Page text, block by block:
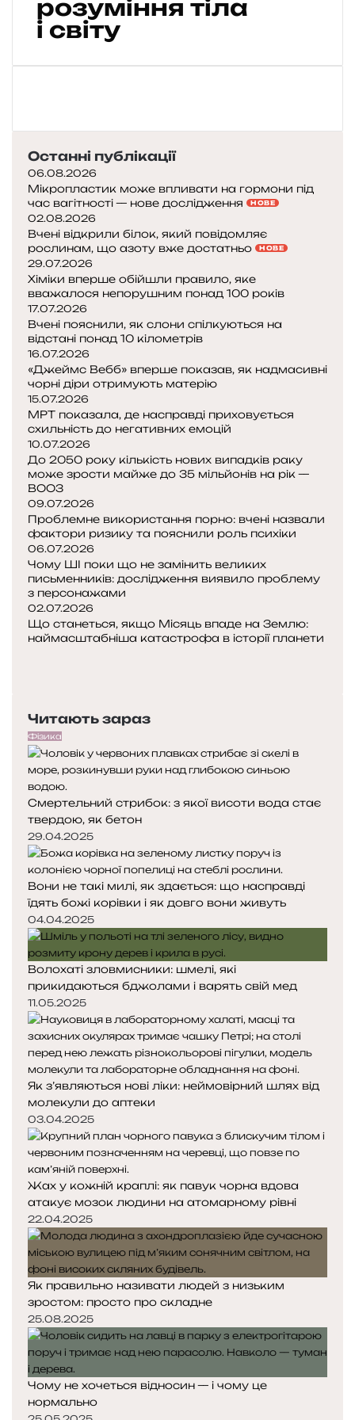
о
я
а
є
е
с
ь
в
р
п
о
я
с
н
и
т
и
е
о
р
і
ю
в
і
д
с
н
о
с
т
і
н
в
т
и
н
і
д
р
ь
в
т
е
р
:
с
е
к
р
е
т
и
р
у
х
у
н
а
з
у
с
т
р
і
ч
с
т
и
х
ц
і
р
т
а
н
е
ц
ь
с
т
в
к
л
ю
ч
е
м
д
о
з
у
м
і
н
н
т
л
в
і
т
у
розуміння тіла
і світу
Останні публікації
06.08.2026
Мікропластик може впливати на гормони під
час вагітності — нове дослідження
НОВЕ
02.08.2026
Вчені відкрили білок, який повідомляє
рослинам, що азоту вже достатньо
НОВЕ
29.07.2026
Хіміки вперше обійшли правило, яке
вважалося непорушним понад 100 років
17.07.2026
Вчені пояснили, як слони спілкуються на
відстані понад 10 кілометрів
16.07.2026
«Джеймс Вебб» вперше показав, як надмасивні
чорні діри отримують матерію
15.07.2026
МРТ показала, де насправді приховується
схильність до негативних емоцій
10.07.2026
До 2050 року кількість нових випадків раку
може зрости майже до 35 мільйонів на рік —
ВООЗ
09.07.2026
Проблемне використання порно: вчені назвали
фактори ризику та пояснили роль психіки
06.07.2026
Чому ШІ поки що не замінить великих
письменників: дослідження виявило проблему
з персонажами
02.07.2026
Що станеться, якщо Місяць впаде на Землю:
наймасштабніша катастрофа в історії планети
р
е
д
н
я
с
т
о
р
і
н
к
а
т
у
п
н
а
с
т
о
р
і
н
к
а
Читають зараз
Фізика
Смертельний стрибок: з якої висоти вода стає
твердою, як бетон
29.04.2025
Вони не такі милі, як здається: що насправді
їдять божі корівки і як довго вони живуть
04.04.2025
Волохаті зловмисники: шмелі, які
прикидаються бджолами і варять свій мед
11.05.2025
Як з’являються нові ліки: неймовірний шлях від
молекули до аптеки
03.04.2025
Жах у кожній краплі: як павук чорна вдова
атакує мозок людини на атомарному рівні
22.04.2025
Як правильно називати людей з низьким
зростом: просто про складне
25.08.2025
Чому не хочеться відносин — і чому це
нормально